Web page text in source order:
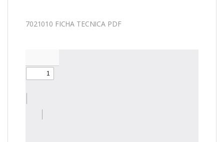
7021010 FICHA TECNICA PDF